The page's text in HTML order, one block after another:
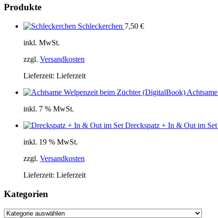
Produkte
Schleckerchen 7,50 €
inkl. MwSt.
zzgl. Versandkosten
Lieferzeit: Lieferzeit
inkl. 7 % MwSt.
Dreckspatz + In & Out im Set
inkl. 19 % MwSt.
zzgl. Versandkosten
Lieferzeit: Lieferzeit
Kategorien
Kategorien